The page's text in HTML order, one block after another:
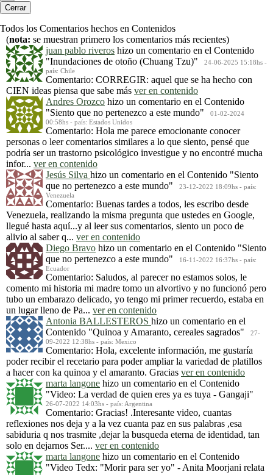
Cerrar
Todos los Comentarios hechos en Contenidos
(nota: se muestran primero los comentarios más recientes)
juan pablo riveros hizo un comentario en el Contenido
"Inundaciones de otoño (Chuang Tzu)"
24-06-2025 15:18hs -
país: Chile
Comentario: CORREGIR: aquel que se ha hecho con
CIEN ideas piensa que sabe más ver en contenido
Andres Orozco hizo un comentario en el Contenido
"Siento que no pertenezco a este mundo"
01-02-2024
00:58hs - país: Estados Unidos
Comentario: Hola me parece emocionante conocer
personas o leer comentarios similares a lo que siento, pensé que
podría ser un trastorno psicológico investigue y no encontré mucha
infor... ver en contenido
Jesús Silva hizo un comentario en el Contenido "Siento
que no pertenezco a este mundo"
23-12-2022 18:09hs - país:
Venezuela
Comentario: Buenas tardes a todos, les escribo desde
Venezuela, realizando la misma pregunta que ustedes en Google,
llegué hasta aquí...y al leer sus comentarios, siento un poco de
alivio al saber q... ver en contenido
Diego Bravo hizo un comentario en el Contenido "Siento
que no pertenezco a este mundo"
16-11-2022 16:37hs - país:
Ecuador
Comentario: Saludos, al parecer no estamos solos, le
comento mi historia mi madre tomo un alvortivo y no funcionó pero
tubo un embarazo delicado, yo tengo mi primer recuerdo, estaba en
un lugar lleno de Pa... ver en contenido
Antonia BALLESTEROS hizo un comentario en el
Contenido "Quinoa y Amaranto, cereales sagrados"
27-
09-2022 12:38hs - país: Mexico
Comentario: Hola, excelente información, me gustaría
poder recibir el recetario para poder ampliar la variedad de platillos
a hacer con ka quinoa y el amaranto. Gracias ver en contenido
marta langone hizo un comentario en el Contenido
"Video: La verdad de quien eres ya es tuya - Gangaji"
26-07-2022 14:03hs - país: Argentina
Comentario: Gracias! .Interesante video, cuantas
reflexiones nos deja y a la vez cuanta paz en sus palabras ,esa
sabiduria q nos trasmite ,dejar la busqueda eterna de identidad, tan
solo en dejarnos Ser.... ver en contenido
marta langone hizo un comentario en el Contenido
"Video Tedx: "Morir para ser yo" - Anita Moorjani relata